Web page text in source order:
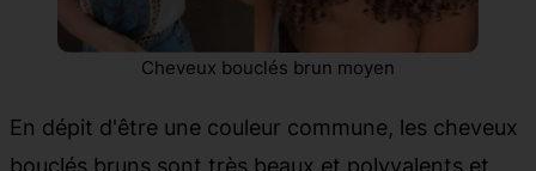
Cheveux bouclés brun moyen
En dépit d'être une couleur commune, les cheveux
bouclés bruns sont très beaux et polyvalents et